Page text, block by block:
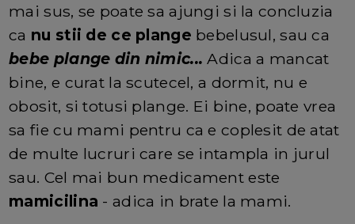
mai sus, se poate sa ajungi si la concluzia
ca nu stii de ce plange bebelusul, sau ca
bebe plange din nimic... Adica a mancat
bine, e curat la scutecel, a dormit, nu e
obosit, si totusi plange. Ei bine, poate vrea
sa fie cu mami pentru ca e coplesit de atat
de multe lucruri care se intampla in jurul
sau. Cel mai bun medicament este
mamicilina - adica in brate la mami.